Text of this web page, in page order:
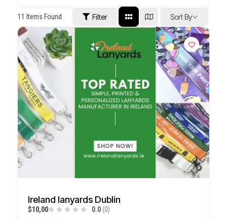
11 Items Found Filter Sort By
Ireland lanyards Dublin
$10,00 0.0 (0)